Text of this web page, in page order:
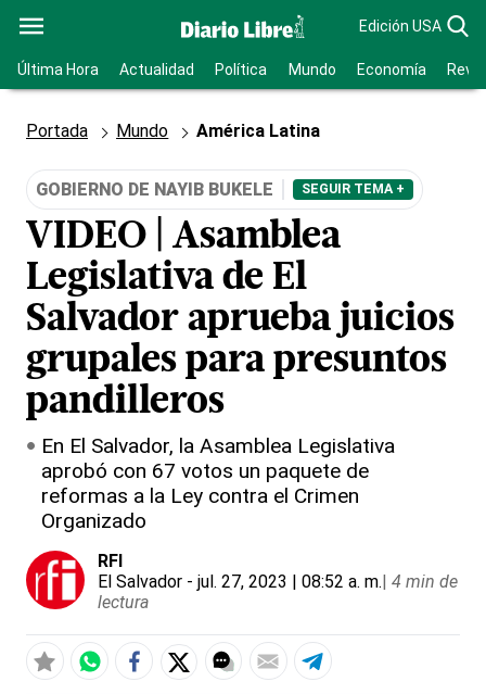
Edición USA
Última Hora Actualidad Política Mundo Economía
Portada Mundo América Latina
GOBIERNO DE NAYIB BUKELE SEGUIR TEMA +
VIDEO | Asamblea
Legislativa de El
Salvador aprueba juicios
grupales para presuntos
pandilleros
En El Salvador, la Asamblea Legislativa
aprobó con 67 votos un paquete de
reformas a la Ley contra el Crimen
Organizado
RFI
El Salvador - jul. 27, 2023 | 08:52 a. m.| 4 min de
lectura